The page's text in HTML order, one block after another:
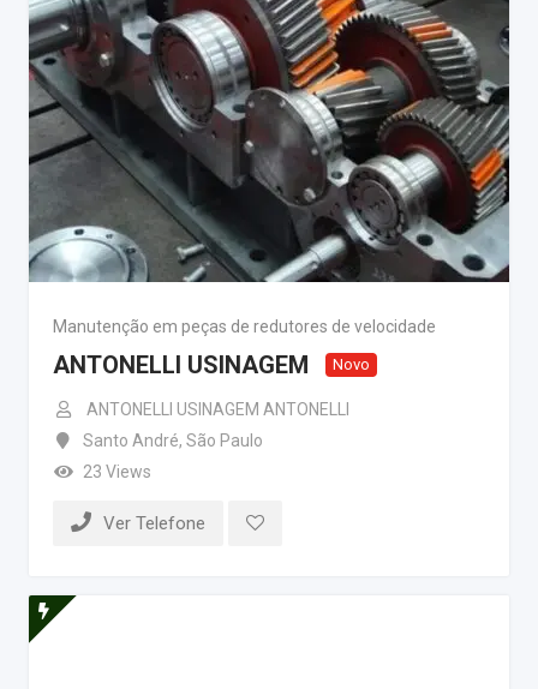
Manutenção em peças de redutores de velocidade
ANTONELLI USINAGEM Novo
ANTONELLI USINAGEM ANTONELLI
Santo André, São Paulo
23 Views
Ver Telefone